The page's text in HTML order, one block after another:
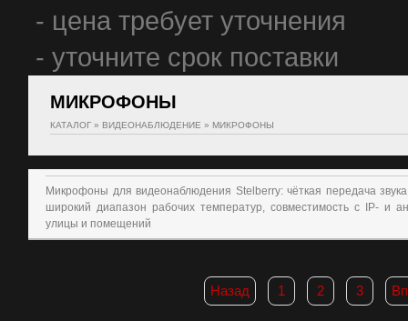
- цена требует уточнения
- уточните срок поставки
МИКРОФОНЫ
КАТАЛОГ » ВИДЕОНАБЛЮДЕНИЕ » МИКРОФОНЫ
Микрофоны для видеонаблюдения Stelberry: чёткая передача
широкий диапазон рабочих температур, совместимость с IP- и
улицы и помещений
Назад 1 2 3